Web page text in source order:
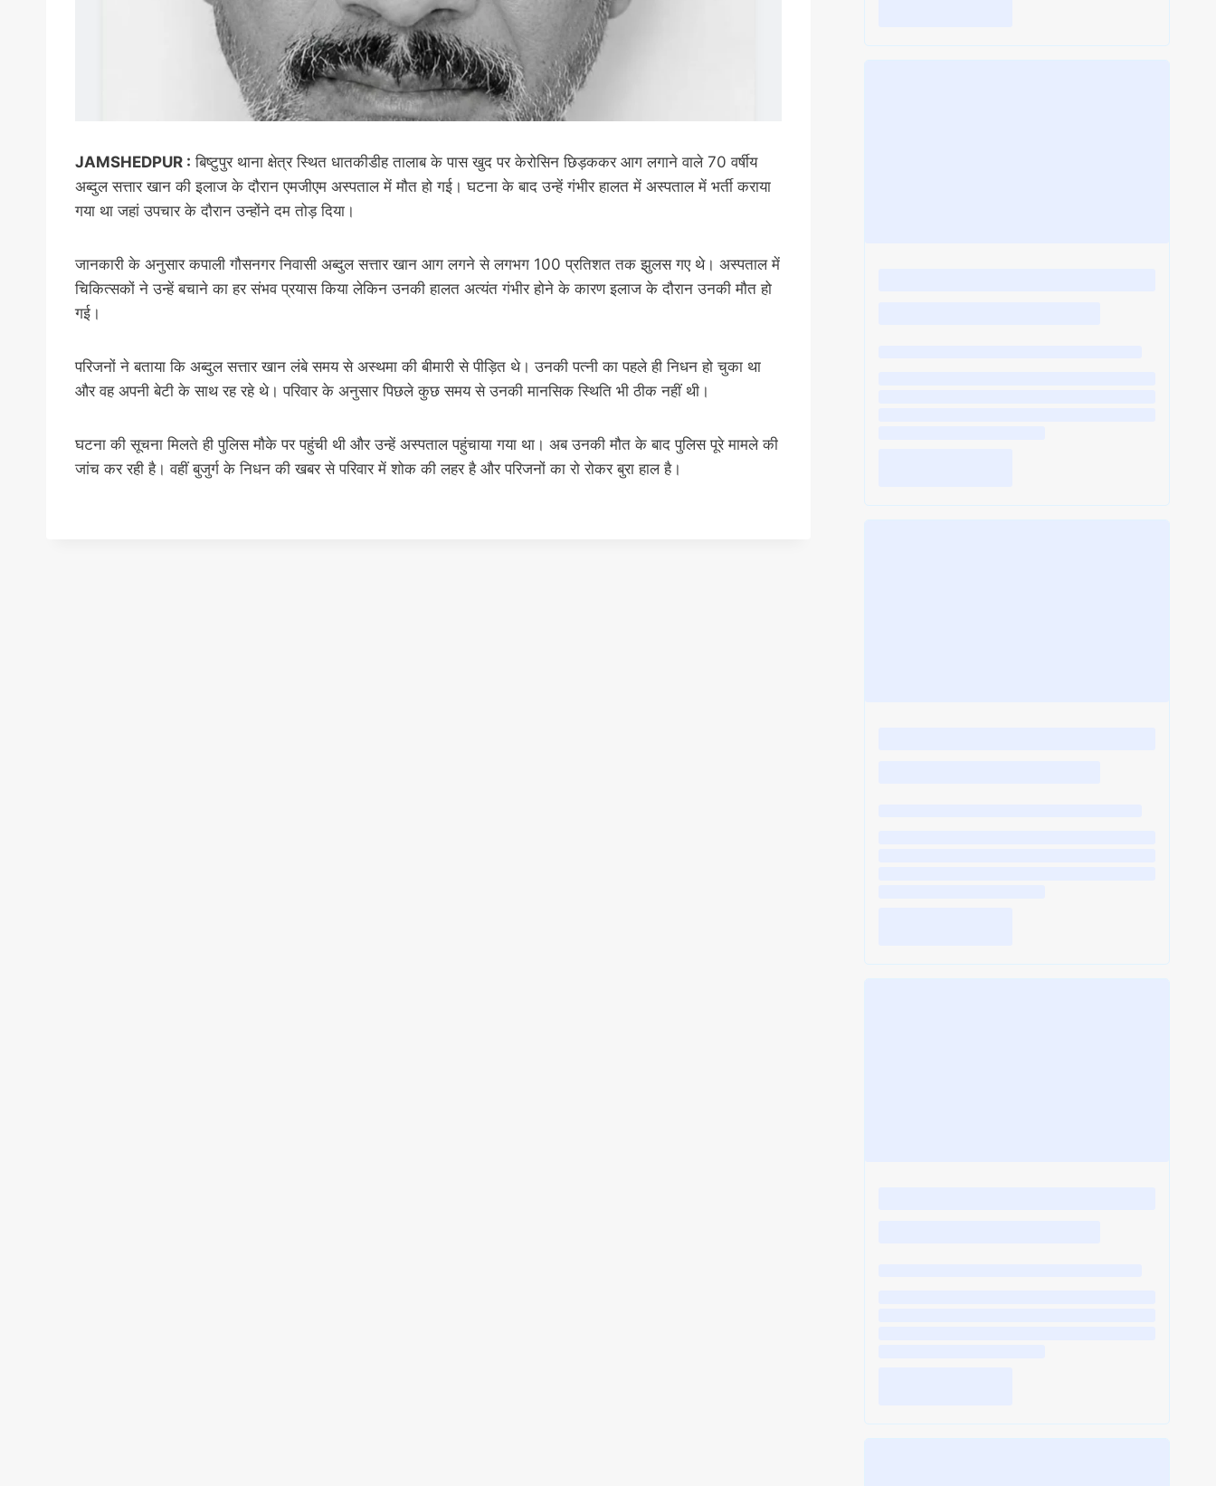
JAMSHEDPUR : बिष्टुपुर थाना क्षेत्र स्थित धातकीडीह तालाब के पास खुद पर केरोसिन छिड़ककर आग लगाने वाले 70 वर्षीय
अब्दुल सत्तार खान की इलाज के दौरान एमजीएम अस्पताल में मौत हो गई। घटना के बाद उन्हें गंभीर हालत में अस्पताल में भर्ती कराया
गया था जहां उपचार के दौरान उन्होंने दम तोड़ दिया।
जानकारी के अनुसार कपाली गौसनगर निवासी अब्दुल सत्तार खान आग लगने से लगभग 100 प्रतिशत तक झुलस गए थे। अस्पताल में
चिकित्सकों ने उन्हें बचाने का हर संभव प्रयास किया लेकिन उनकी हालत अत्यंत गंभीर होने के कारण इलाज के दौरान उनकी मौत हो
गई।
परिजनों ने बताया कि अब्दुल सत्तार खान लंबे समय से अस्थमा की बीमारी से पीड़ित थे। उनकी पत्नी का पहले ही निधन हो चुका था
और वह अपनी बेटी के साथ रह रहे थे। परिवार के अनुसार पिछले कुछ समय से उनकी मानसिक स्थिति भी ठीक नहीं थी।
घटना की सूचना मिलते ही पुलिस मौके पर पहुंची थी और उन्हें अस्पताल पहुंचाया गया था। अब उनकी मौत के बाद पुलिस पूरे मामले की
जांच कर रही है। वहीं बुजुर्ग के निधन की खबर से परिवार में शोक की लहर है और परिजनों का रो रोकर बुरा हाल है।